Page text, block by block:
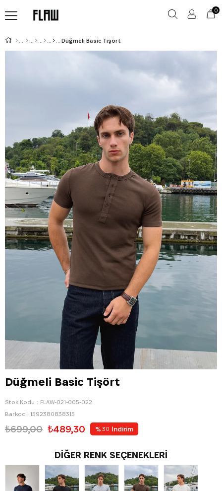
0
Düğmeli Basic Tişört
Düğmeli Basic Tişört
Stok Kodu
FLAW-021-005-022
Barkod : 1592380838315
₺699,00 ₺489,30 % 30 İndirim
DIĞER RENK SEÇENEKLERI